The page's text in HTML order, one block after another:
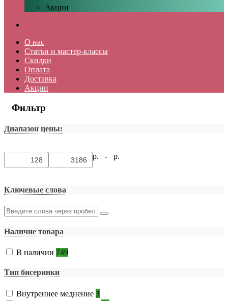
Акции
О нас
Статьи и мастер-классы
Скидки
Оплата
Доставка
Акции
Фильтр
Диапазон цены:
р. - р.
Ключевые слова
Наличие товара
В наличии 749
Тип бисеринки
Внутреннее меднение 3